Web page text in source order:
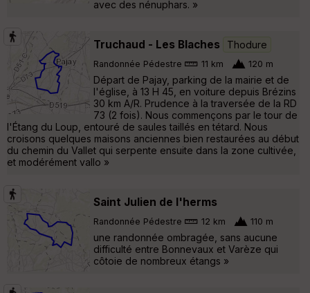
avec des nénuphars. »
Truchaud - Les Blaches Thodure
Randonnée Pédestre 11 km 120 m
Départ de Pajay, parking de la mairie et de
l'église, à 13 H 45, en voiture depuis Brézins
30 km A/R. Prudence à la traversée de la RD
73 (2 fois). Nous commençons par le tour de
l'Étang du Loup, entouré de saules taillés en tétard. Nous
croisons quelques maisons anciennes bien restaurées au début
du chemin du Vallet qui serpente ensuite dans la zone cultivée,
et modérément vallo »
Saint Julien de l'herms
Randonnée Pédestre 12 km 110 m
une randonnée ombragée, sans aucune
difficulté entre Bonnevaux et Varèze qui
côtoie de nombreux étangs »